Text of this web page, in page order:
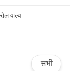
वाल्व
सभी